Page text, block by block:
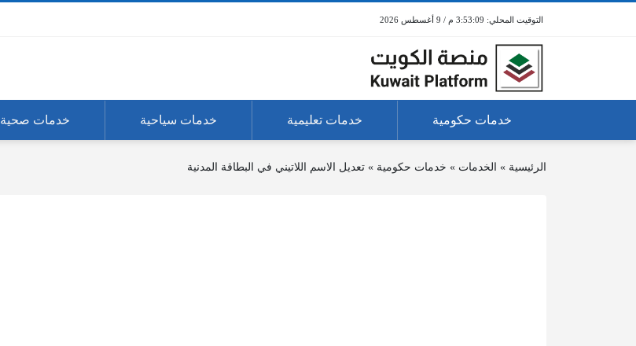
3:53:09 م / 9 أغسطس 2026
خدمات حكومية خدمات تعليمية خدمات سياحية خدمات صحية
الرئيسية » الخدمات » خدمات حكومية »تعديل الاسم اللاتيني في البطاقة المدنية